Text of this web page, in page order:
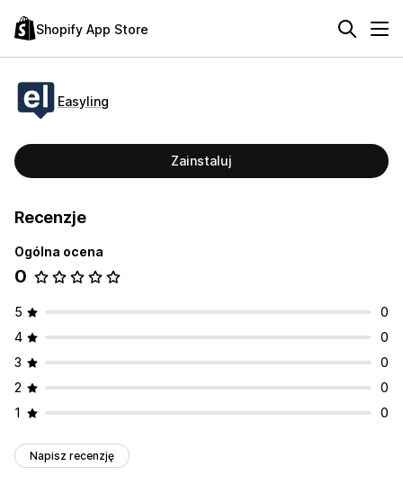
Shopify App Store
Easyling
Zainstaluj
Recenzje
Ogólna ocena
0
5
0
4
0
3
0
2
0
1
0
Napisz recenzję